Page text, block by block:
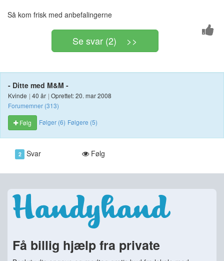
Så kom frisk med anbefalingerne
Se svar (2) >>
- Ditte med M&M -
Kvinde | 40 år | Oprettet: 20. mar 2008
Forumemner (313)
Følg
Følger (6) Følgere (5)
2 Svar Følg
Få billig hjælp fra private